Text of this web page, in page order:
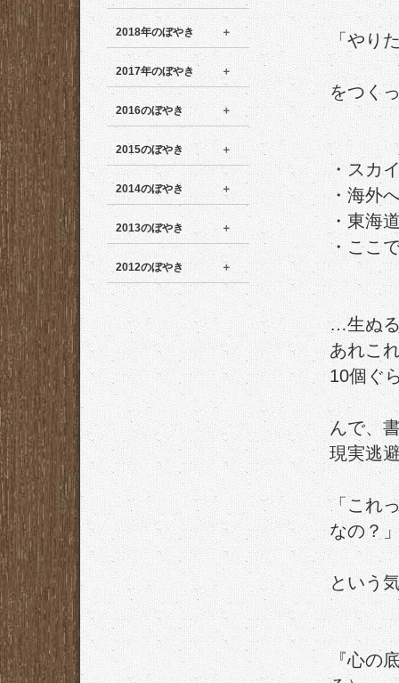
2018年のぼやき
2017年のぼやき
2016のぼやき
2015のぼやき
2014のぼやき
2013のぼやき
2012のぼやき
「やり
をつく
・スカ
・海外
・東海
・ここ
…生ぬ
あれこ
10個ぐ
んで、
現実逃
「これ
なの？
という
『心の